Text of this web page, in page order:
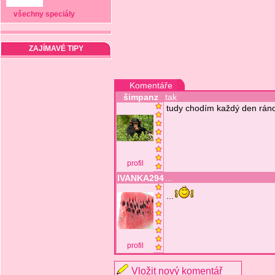
všechny speciály
ZAJÍMAVÉ TIPY
Komentáře
šimpanz
tak
profil
tudy chodím každý den
IVANKA294
profil
Vložit nový komentář